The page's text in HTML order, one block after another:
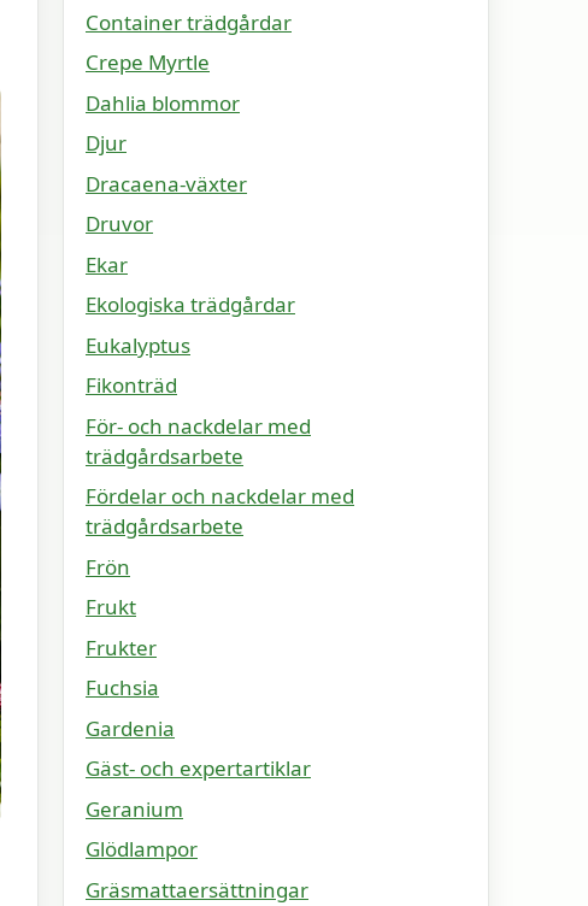
Container trädgårdar
Crepe Myrtle
Dahlia blommor
Djur
Dracaena-växter
Druvor
Ekar
Ekologiska trädgårdar
Eukalyptus
Fikonträd
För- och nackdelar med
trädgårdsarbete
Fördelar och nackdelar med
trädgårdsarbete
Frön
Frukt
Frukter
Fuchsia
Gardenia
Gäst- och expertartiklar
Geranium
Glödlampor
Gräsmattaersättningar